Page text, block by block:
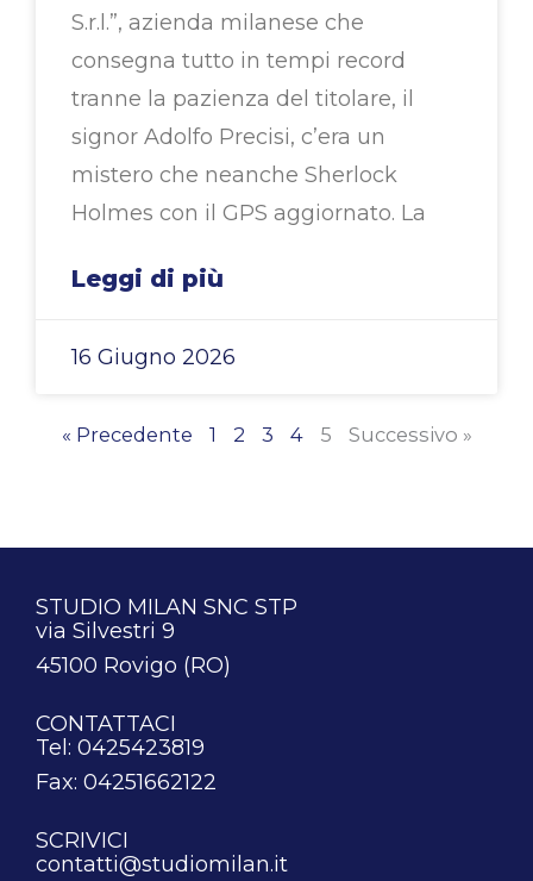
S.r.l.”, azienda milanese che
consegna tutto in tempi record
tranne la pazienza del titolare, il
signor Adolfo Precisi, c’era un
mistero che neanche Sherlock
Holmes con il GPS aggiornato. La
Leggi di più
16 Giugno 2026
« Precedente 1 2 3 4 5 Successivo »
STUDIO MILAN SNC STP
via Silvestri 9
45100 Rovigo (RO)
CONTATTACI
Tel: 0425423819
Fax: 04251662122
SCRIVICI
contatti@studiomilan.it